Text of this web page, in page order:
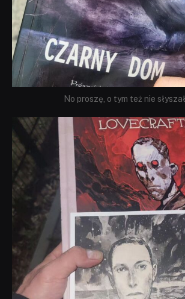
No proszę, o tym też nie
dobryhorror
Wrz 19